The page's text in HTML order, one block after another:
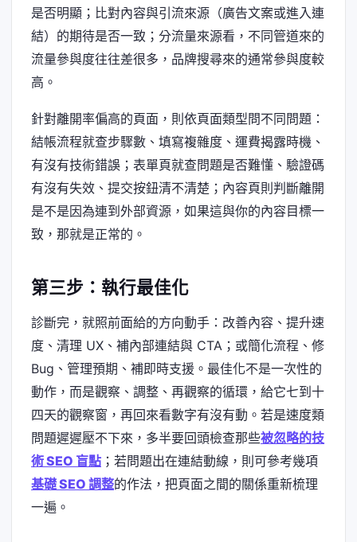
是否明顯；比對內容與引流來源（廣告文案或進入連
結）的期待是否一致；分流量來源看，不同管道來的
流量參與度往往差很多，品牌搜尋來的通常參與度較
高。
針對離開率偏高的頁面，則依頁面類型問不同問題：
結帳流程就查步驟數、填寫複雜度、運費揭露時機、
有沒有技術錯誤；表單頁就查問題是否難懂、驗證碼
有沒有失效、提交按鈕清不清楚；內容頁則判斷離開
是不是因為連到外部資源，如果這與你的內容目標一
致，那就是正常的。
第三步：執行最佳化
診斷完，就照前面給的方向動手：改善內容、提升速
度、清理 UX、補內部連結與 CTA；或簡化流程、修
Bug、管理預期、補即時支援。最佳化不是一次性的
動作，而是觀察、調整、再觀察的循環，給它七到十
四天的觀察窗，再回來看數字有沒有動。若是速度類
問題遲遲壓不下來，多半要回頭檢查那些被忽略的技
術 SEO 盲點 ；若問題出在連結動線，則可參考幾項
基礎 SEO 調整的作法，把頁面之間的關係重新梳理
一遍。